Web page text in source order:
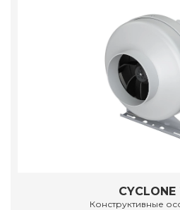
CYCLONE
Конструктивные